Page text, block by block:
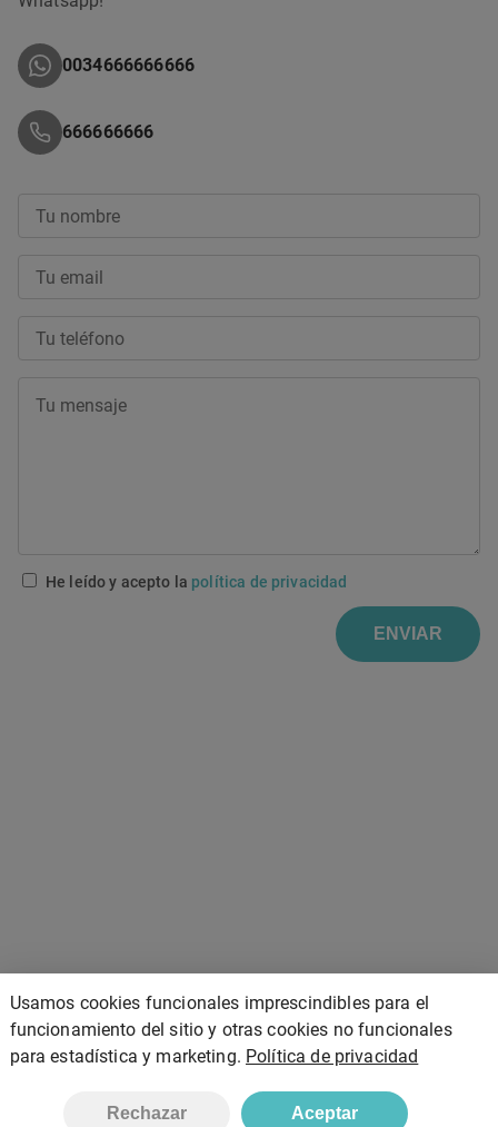
0034666666666
666666666
He leído y acepto la política de privacidad
ENVIAR
Usamos cookies funcionales imprescindibles para el
funcionamiento del sitio y otras cookies no funcionales
para estadística y marketing. Política de privacidad
Rechazar Aceptar